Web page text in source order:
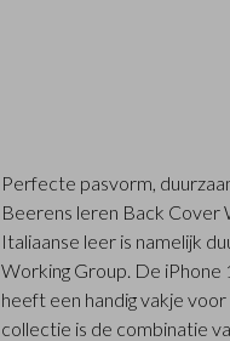
Perfecte pasvorm,
Beerens leren Back Cover
Italiaanse leer is namelijk
Working Group. De
heeft een handig vakje
collectie is de combinatie